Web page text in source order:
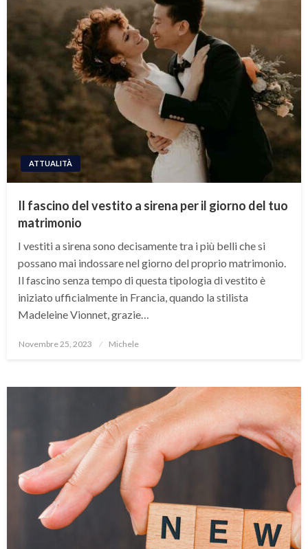
ATTUALITÀ
Il fascino del vestito a sirena per il giorno del tuo
matrimonio
I vestiti a sirena sono decisamente tra i più belli che si
possano mai indossare nel giorno del proprio matrimonio.
Il fascino senza tempo di questa tipologia di vestito è
iniziato ufficialmente in Francia, quando la stilista
Madeleine Vionnet, grazie…
Posted
Novembre 25, 2023 Michele